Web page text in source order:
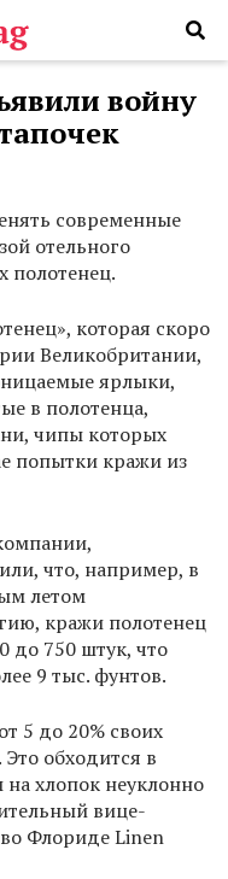
войну
современные
отельного
полотенец.
которая скоро
Великобритании,
ярлыки,
в полотенца,
чипы которых
попытки кражи из
что, например, в
летом
кражи полотенец
до 750 штук, что
9 тыс. фунтов.
5 до 20% своих
обходится в
хлопок неуклонно
вице-
Флориде Linen